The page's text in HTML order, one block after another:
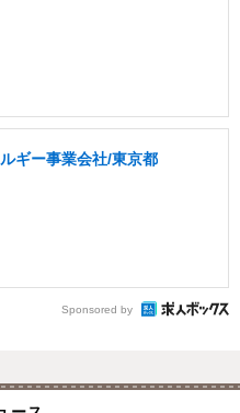
ギー事業会社/東京都
Sponsored by